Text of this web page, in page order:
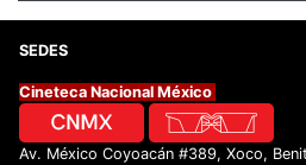
SEDES
Cineteca Nacional México
Av. México Coyoacán #389, Xoco,